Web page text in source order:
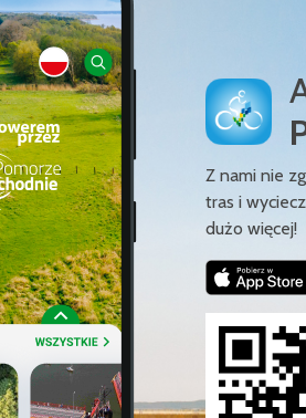
Z nami nie
tras i
dużo więcej!